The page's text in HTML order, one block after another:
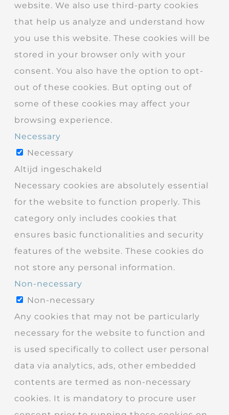
website. We also use third-party cookies
that help us analyze and understand how
you use this website. These cookies will be
stored in your browser only with your
consent. You also have the option to opt-
out of these cookies. But opting out of
some of these cookies may affect your
browsing experience.
Necessary
Necessary
Altijd ingeschakeld
Necessary cookies are absolutely essential
for the website to function properly. This
category only includes cookies that
ensures basic functionalities and security
features of the website. These cookies do
not store any personal information.
Non-necessary
Non-necessary
Any cookies that may not be particularly
necessary for the website to function and
is used specifically to collect user personal
data via analytics, ads, other embedded
contents are termed as non-necessary
cookies. It is mandatory to procure user